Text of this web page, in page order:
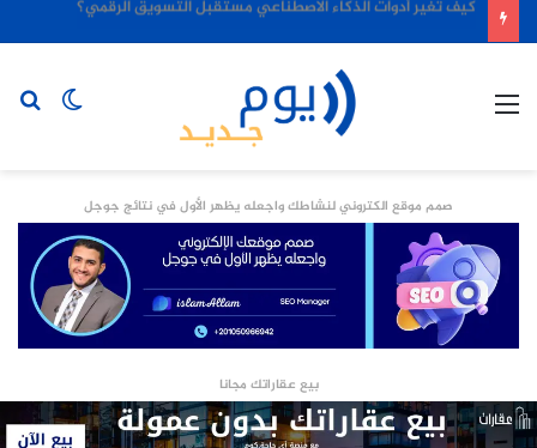
كيف تغير أدوات الذكاء الاصطناعي مستقبل التسويق الرقمي؟
الوضع
صمم موقع الكتروني لنشاطك واجعله يظهر الأول في نتائج جوجل
بيع عقاراتك مجانا